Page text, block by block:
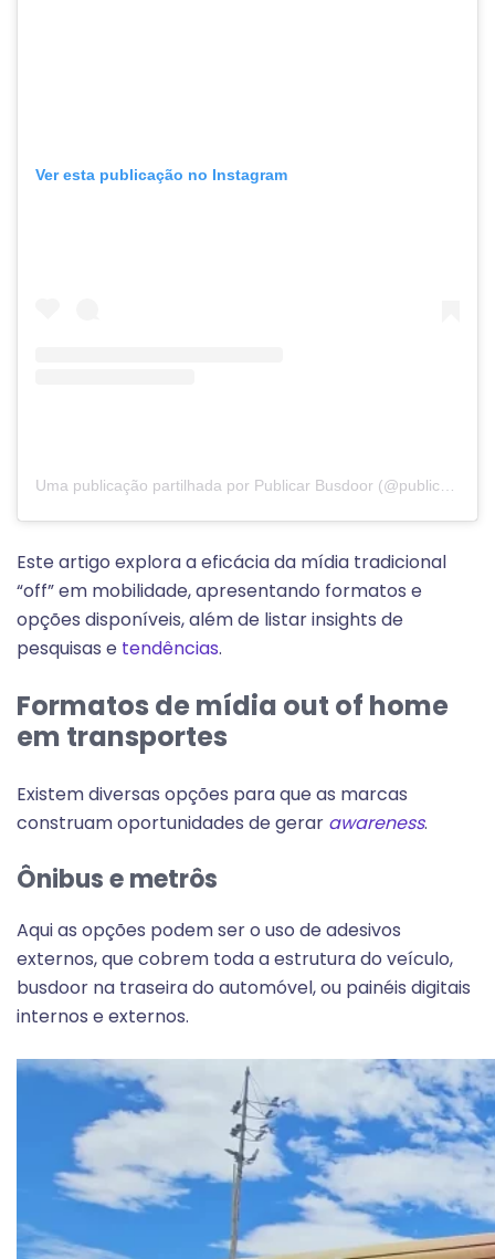
Ver esta publicação no Instagram
Uma publicação partilhada por Publicar Busdoor (@publicar.busdoor)
Este artigo explora a eficácia da mídia tradicional
“off” em mobilidade, apresentando formatos e
opções disponíveis, além de listar insights de
pesquisas e tendências.
Formatos de mídia out of home
em transportes
Existem diversas opções para que as marcas
construam oportunidades de gerar awareness.
Ônibus e metrôs
Aqui as opções podem ser o uso de adesivos
externos, que cobrem toda a estrutura do veículo,
busdoor na traseira do automóvel, ou painéis digitais
internos e externos.